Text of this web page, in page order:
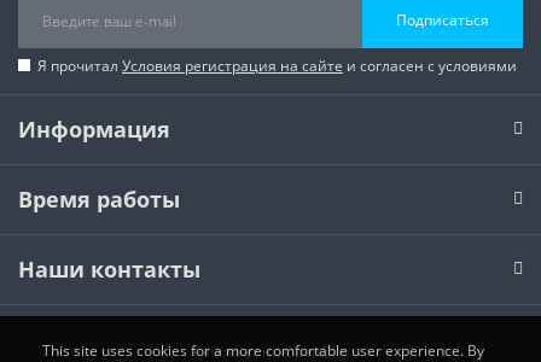
Подписаться
Я прочитал Условия регистрация на сайте и согласен с условиями
Информация
Время работы
Наши контакты
Работает наOpenCart
This site uses cookies for a more comfortable user experience. By